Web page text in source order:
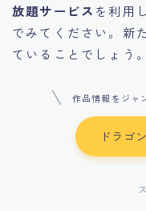
放題サービス を利用
でみてください。新
ていることでしょう。
作品情報をジャ
ドラゴ